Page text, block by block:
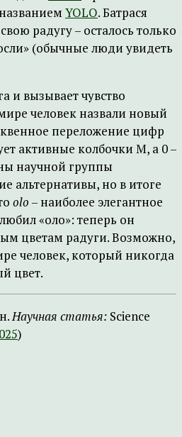
YOLO. Батрася
радугу – осталось только
(обычные люди увидеть
и вызывает чувство
человек назвали новый
переложение цифр
активные колбочки M, а 0 –
научной группы
альтернативы, но в итоге
olo – наиболее элегантное
«оло»: теперь он
цветам радуги. Возможно,
человек, который никогда
цвет.
Научная статья: Science
)